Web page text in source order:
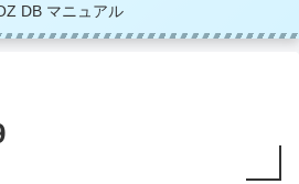
DB マニュアル